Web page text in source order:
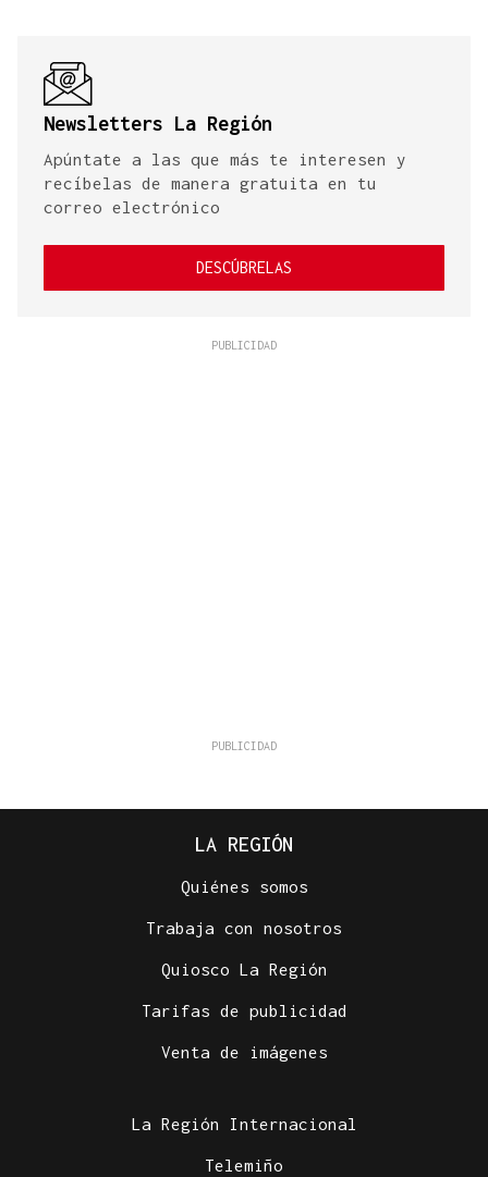
Newsletters La Región
Apúntate a las que más te interesen y
recíbelas de manera gratuita en tu
correo electrónico
DESCÚBRELAS
LA REGIÓN
Quiénes somos
Trabaja con nosotros
Quiosco La Región
Tarifas de publicidad
Venta de imágenes
La Región Internacional
Telemiño